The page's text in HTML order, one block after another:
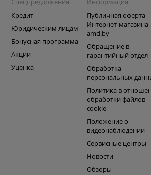
Кредит
Юридическим лицам
Бонусная программа
Акции
Уценка
Публичная оферта
Интернет-магазина
amd.by
Обращение в
гарантийный отдел
Обработка
персональных
Политика в
обработки файлов
cookie
Положение о
видеонаблюдении
Сервисные центры
Новости
Обзоры